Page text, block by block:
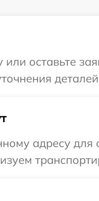
оставьте
адресу для